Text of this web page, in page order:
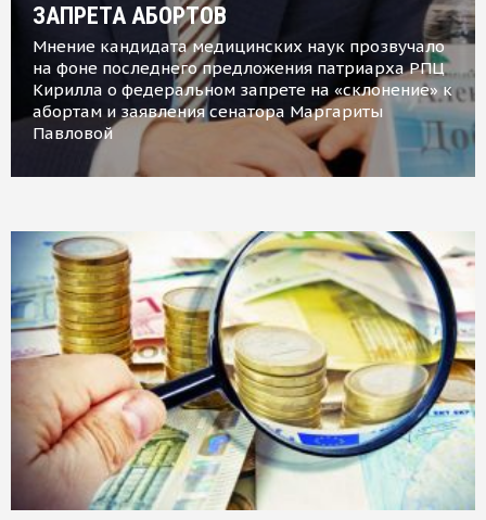
ЗАПРЕТА АБОРТОВ
Мнение кандидата медицинских наук прозвучало
на фоне последнего предложения патриарха РПЦ
Кирилла о федеральном запрете на «склонение» к
абортам и заявления сенатора Маргариты
Павловой